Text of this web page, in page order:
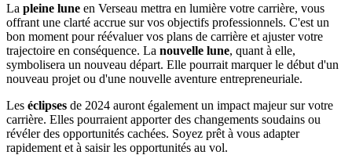
La pleine lune en Verseau mettra en lumière votre carrière, vous
offrant une clarté accrue sur vos objectifs professionnels. C'est un
bon moment pour réévaluer vos plans de carrière et ajuster votre
trajectoire en conséquence. La nouvelle lune, quant à elle,
symbolisera un nouveau départ. Elle pourrait marquer le début d'un
nouveau projet ou d'une nouvelle aventure entrepreneuriale.
Les éclipses de 2024 auront également un impact majeur sur votre
carrière. Elles pourraient apporter des changements soudains ou
révéler des opportunités cachées. Soyez prêt à vous adapter
rapidement et à saisir les opportunités au vol.